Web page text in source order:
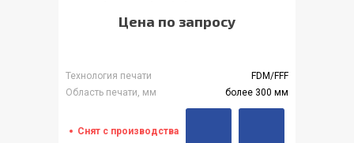
Цена по запросу
Технология печати
FDM/FFF
Область печати, мм
более 300 мм
Снят с производства